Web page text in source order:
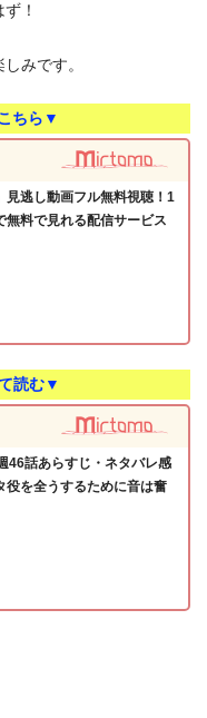
！
みです。
ちら▼
見逃し動画フル無料視聴！1
無料で見れる配信サービス
読む▼
46話あらすじ・ネタバレ感
役を全うするために音は奮